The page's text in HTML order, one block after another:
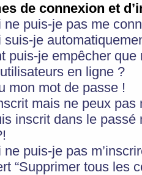
de connexion et
ne puis-je pas me
suis-je
puis-je empêcher
en ligne ?
mon mot de passe !
mais ne peux pas
inscrit dans le
ne puis-je pas
“Supprimer tous les